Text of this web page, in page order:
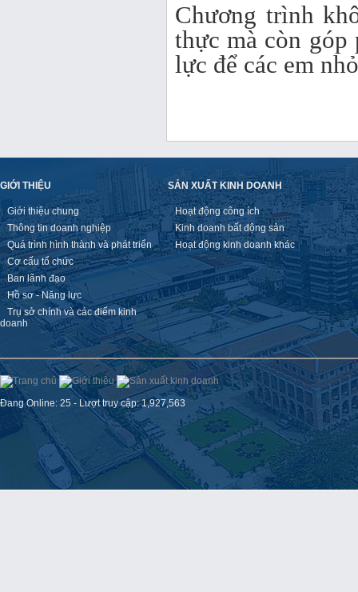
Chương trình
thực mà còn góp
lực để các em
GIỚI THIỆU
Giới thiệu chung
Thông tin doanh nghiệp
Quá trình hình thành và phát triển
Cơ cấu tổ chức
Ban lãnh đạo
Hồ sơ - Năng lực
Trụ sở chính và các điểm kinh
doanh
SẢN XUẤT KINH DOANH
Hoạt động công ích
Kinh doanh bất động sản
Hoạt động kinh doanh khác
Đang Online: 25 - Lượt truy cập: 1,927,563